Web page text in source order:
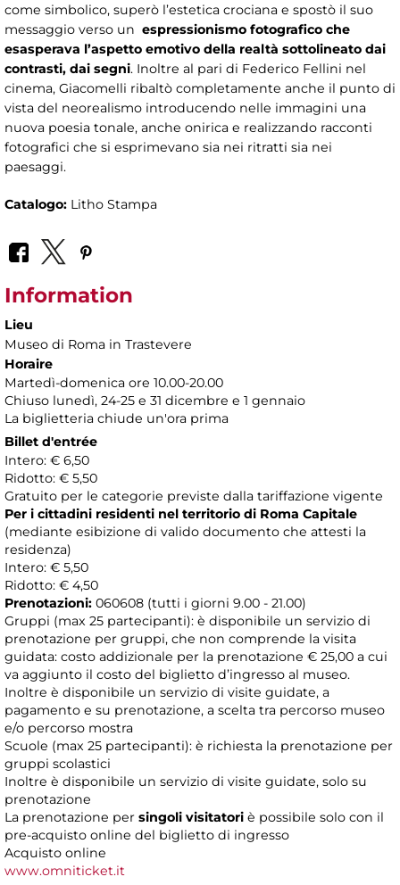
come simbolico, superò l’estetica crociana e spostò il suo
messaggio verso un espressionismo fotografico che
esasperava l’aspetto emotivo della realtà sottolineato dai
contrasti, dai segni. Inoltre al pari di Federico Fellini nel
cinema, Giacomelli ribaltò completamente anche il punto di
vista del neorealismo introducendo nelle immagini una
nuova poesia tonale, anche onirica e realizzando racconti
fotografici che si esprimevano sia nei ritratti sia nei
paesaggi.
Catalogo: Litho Stampa
Information
Lieu
Museo di Roma in Trastevere
Horaire
Martedì-domenica ore 10.00-20.00
Chiuso lunedì, 24-25 e 31 dicembre e 1 gennaio
La biglietteria chiude un'ora prima
Billet d'entrée
Intero: € 6,50
Ridotto: € 5,50
Gratuito per le categorie previste dalla tariffazione vigente
Per i cittadini residenti nel territorio di Roma Capitale
(mediante esibizione di valido documento che attesti la
residenza)
Intero: € 5,50
Ridotto: € 4,50
Prenotazioni: 060608 (tutti i giorni 9.00 - 21.00)
Gruppi (max 25 partecipanti): è disponibile un servizio di
prenotazione per gruppi, che non comprende la visita
guidata: costo addizionale per la prenotazione € 25,00 a cui
va aggiunto il costo del biglietto d’ingresso al museo.
Inoltre è disponibile un servizio di visite guidate, a
pagamento e su prenotazione, a scelta tra percorso museo
e/o percorso mostra
Scuole (max 25 partecipanti): è richiesta la prenotazione per
gruppi scolastici
Inoltre è disponibile un servizio di visite guidate, solo su
prenotazione
La prenotazione per singoli visitatori è possibile solo con il
pre-acquisto online del biglietto di ingresso
Acquisto online
www.omniticket.it